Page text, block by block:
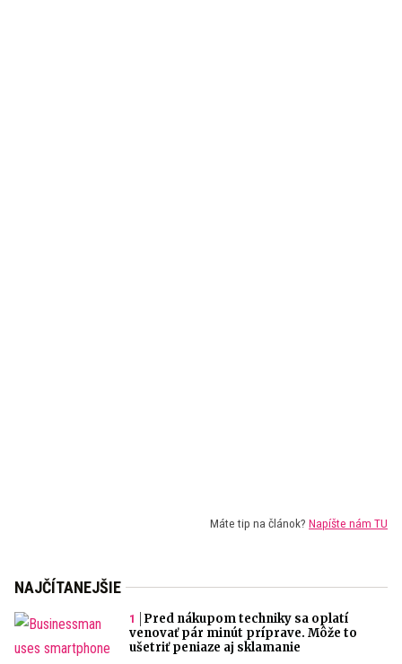
Máte tip na článok? Napíšte nám TU
NAJČÍTANEJŠIE
Pred nákupom techniky sa oplatí
venovať pár minút príprave. Môže to
ušetriť peniaze aj sklamanie